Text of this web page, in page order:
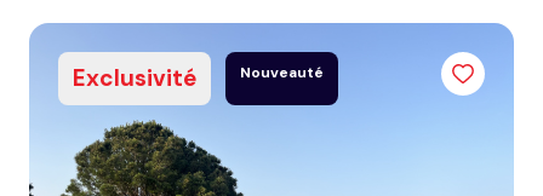
estimer
honoraires
contacter
Exclusivité Nouveauté 1